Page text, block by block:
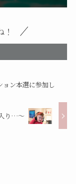
ョン本選に参加し
り…〜